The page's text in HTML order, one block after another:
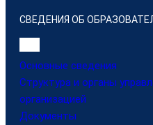
СВЕДЕНИЯ ОБ
Основные сведения
Структура и органы
организацией
Документы